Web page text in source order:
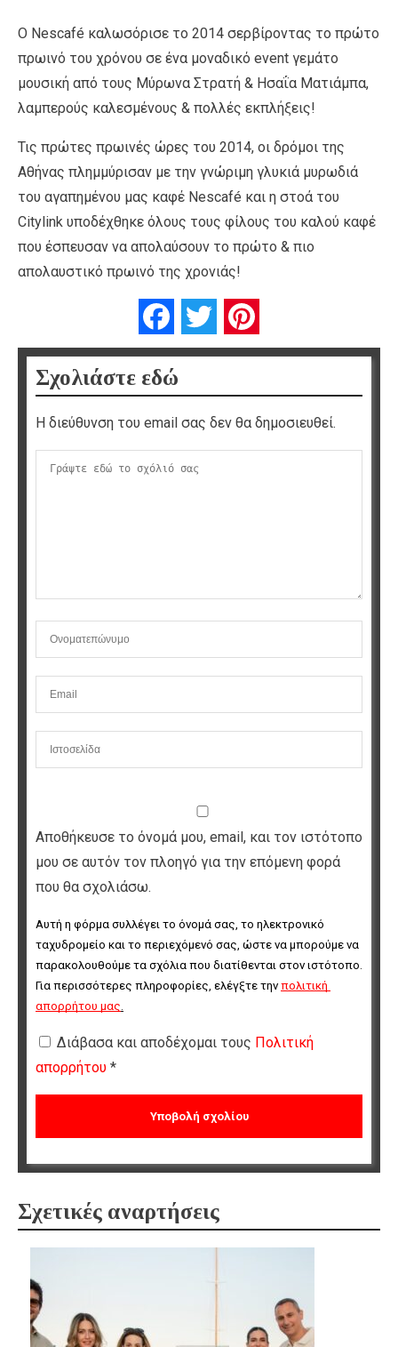
O Nescafé καλωσόρισε το 2014 σερβίροντας το πρώτο
πρωινό του χρόνου σε ένα μοναδικό event γεμάτο
μουσική από τους Μύρωνα Στρατή & Ησαΐα Ματιάμπα,
λαμπερούς καλεσμένους & πολλές εκπλήξεις!
Τις πρώτες πρωινές ώρες του 2014, οι δρόμοι της
Αθήνας πλημμύρισαν με την γνώριμη γλυκιά μυρωδιά
του αγαπημένου μας καφέ Nescafé και η στοά του
Citylink υποδέχθηκε όλους τους φίλους του καλού καφέ
που έσπευσαν να απολαύσουν το πρώτο & πιο
απολαυστικό πρωινό της χρονιάς!
FacebookTwitter
Σχολιάστε εδώ
Η διεύθυνση του email σας δεν θα δημοσιευθεί.
Αποθήκευσε το όνομά μου, email, και τον ιστότοπο
μου σε αυτόν τον πλοηγό για την επόμενη φορά
που θα σχολιάσω.
Αυτή η φόρμα συλλέγει το όνομά σας, το ηλεκτρονικό
ταχυδρομείο και το περιεχόμενό σας, ώστε να μπορούμε να
παρακολουθούμε τα σχόλια που διατίθενται στον ιστότοπο.
Για περισσότερες πληροφορίες, ελέγξτε την πολιτική
απορρήτου μας.
Διάβασα και αποδέχομαι τους Πολιτική
απορρήτου *
Σχετικές αναρτήσεις